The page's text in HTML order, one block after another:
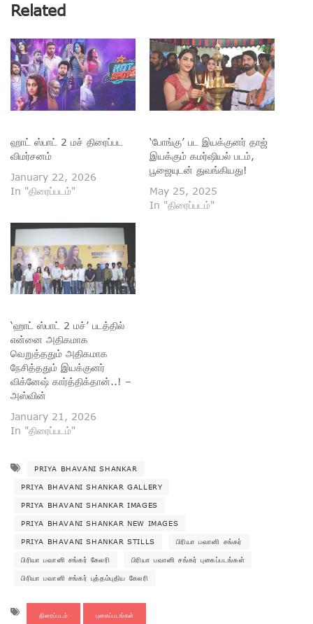
Related
ஹாட் ஸ்பாட் 2 மச் திரைப்பட
விமர்சனம்
January 22, 2026
In "திரைப்படம்"
‘போங்கு’ பட இயக்குனர் தாஜ்
இயக்கும் கமர்ஷியல் படம்,
பூஜையுடன் துவங்கியது!
May 25, 2025
In "திரைப்படம்"
‘ஹாட் ஸ்பாட் 2 மச்’ படத்தில்
என்னை அதிகமாக
வெறுத்ததும் அதிகமாக
நேசித்ததும் இயக்குனர்
விக்னேஷ் கார்த்திக்தான்..! –
அஸ்வின்
January 21, 2026
In "திரைப்படம்"
PRIYA BHAVANI SHANKAR
PRIYA BHAVANI SHANKAR GALLERY
PRIYA BHAVANI SHANKAR IMAGES
PRIYA BHAVANI SHANKAR NEW IMAGES
PRIYA BHAVANI SHANKAR STILLS பிரியா பவானி சங்கர்
பிரியா பவானி சங்கர் கேலரி பிரியா பவானி சங்கர் புகைப்படங்கள்
பிரியா பவானி சங்கர் புத்தம்புதிய கேலரி
திரைப்படம் புகைப்படங்கள்